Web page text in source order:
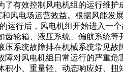
了有效控制风电机组的运行维护
风电场运营效益。根据风能发
运行后，风电机组开始进入一
齿轮箱、液压系统、偏航系统等
压系统故障排在机械系统常见故
障对风电机组日常运行的严重危
积小、重量轻、动态响应好、扭